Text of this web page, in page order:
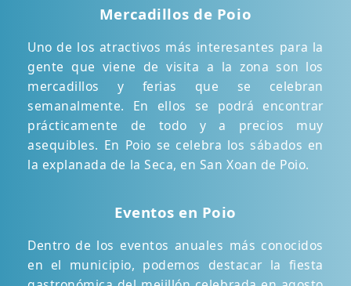
Mercadillos de Poio
Uno de los atractivos más interesantes para la
gente que viene de visita a la zona son los
mercadillos y ferias que se celebran
semanalmente. En ellos se podrá encontrar
prácticamente de todo y a precios muy
asequibles. En Poio se celebra los sábados en
la explanada de la Seca, en San Xoan de Poio.
Eventos en Poio
Dentro de los eventos anuales más conocidos
en el municipio, podemos destacar la fiesta